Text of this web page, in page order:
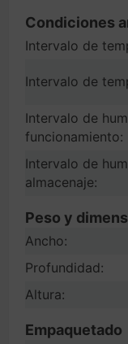
Condiciones
Intervalo de
Intervalo de
Intervalo de
funcionamiento:
Intervalo de
almacenaje:
Peso y
Ancho:
Profundidad:
Altura:
Empaquetado